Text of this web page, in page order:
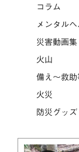
コラム
メンタル
災害動画集
火山
備え～救
火災
防災グッズ